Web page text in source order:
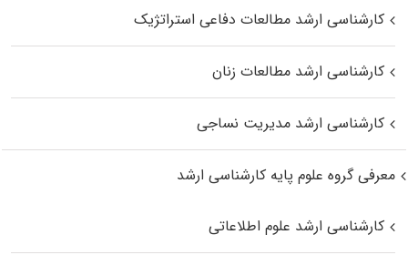
کارشناسی ارشد مطالعات دفاعی استراتژیک
کارشناسی ارشد مطالعات زنان
کارشناسی ارشد مدیریت نساجی
معرفی گروه علوم پایه کارشناسی ارشد
کارشناسی ارشد علوم اطلاعاتی